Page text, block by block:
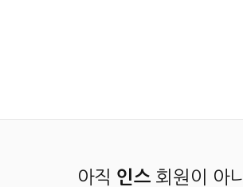
아직 인스 회원이 아